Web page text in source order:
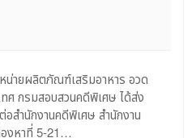
น่ายผลิตภัณฑ์เสริมอาหาร อวด
ศ กรมสอบสวนคดีพิเศษ ได้ส่ง
สำนักงานคดีพิเศษ สำนักงาน
งหาที่ 5-21…